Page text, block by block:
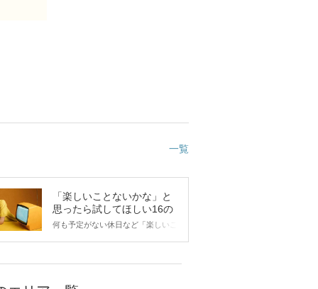
一覧
「楽しいことないかな」と
思ったら試してほしい16の
こと
何も予定がない休日など「楽しいこ
になれる対処法から、恋愛・自分磨